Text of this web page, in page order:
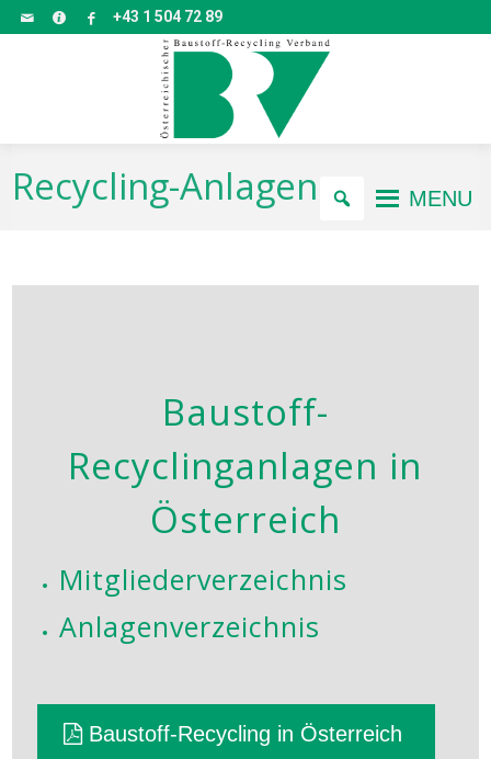
+43 1 504 72 89
MENU
Recycling-Anlagen
Baustoff-
Recyclinganlagen in
Österreich
Mitgliederverzeichnis
Anlagenverzeichnis
Baustoff-Recycling in Österreich